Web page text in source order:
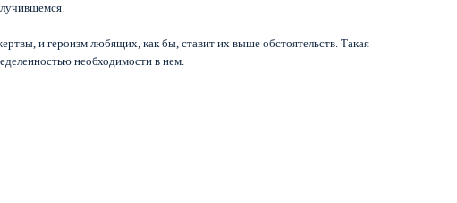
и героизм любящих, как бы, ставит их выше обстоятельств. Такая
необходимости в нем.